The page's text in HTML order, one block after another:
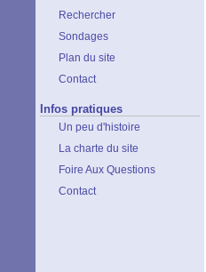
Rechercher
Sondages
Plan du site
Contact
Infos pratiques
Un peu d'histoire
La charte du site
Foire Aux Questions
Contact